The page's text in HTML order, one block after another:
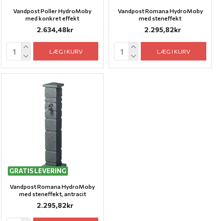
Vandpost Poller HydroMoby
med konkret effekt
2.634,48kr
LÆG I KURV
Vandpost Romana HydroMoby
med steneffekt
2.295,82kr
LÆG I KURV
GRATIS LEVERING
Vandpost Romana HydroMoby
med steneffekt, antracit
2.295,82kr